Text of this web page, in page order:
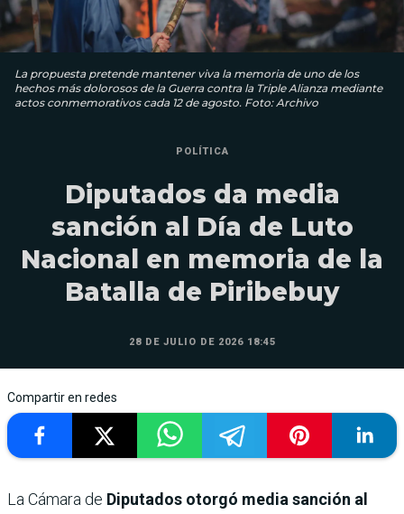
La propuesta pretende mantener viva la memoria de uno de los
hechos más dolorosos de la Guerra contra la Triple Alianza mediante
actos conmemorativos cada 12 de agosto. Foto: Archivo
POLÍTICA
Diputados da media
sanción al Día de Luto
Nacional en memoria de la
Batalla de Piribebuy
28 DE JULIO DE 2026 18:45
Compartir en redes
La Cámara de Diputados otorgó media sanción al